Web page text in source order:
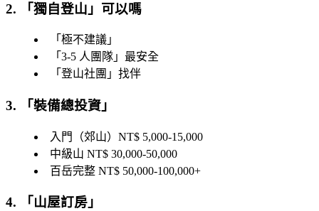
2. 「獨自登山 」可以嗎
「 極不建議 」
「 3-5 人團隊 」最安全
「 登山社團 」找伴
3. 「裝備總投資 」
入門（郊山）NT$ 5,000-15,000
中級山 NT$ 30,000-50,000
百岳完整 NT$ 50,000-100,000+
4. 「 山屋訂房 」